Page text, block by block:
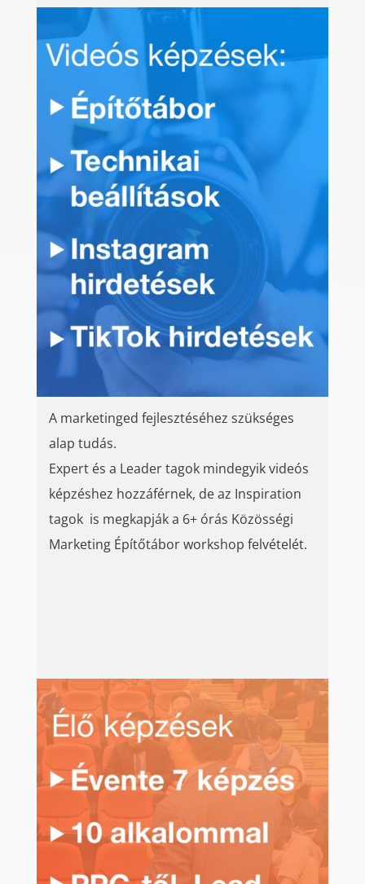
A marketinged fejlesztéséhez szükséges
alap tudás.
Expert és a Leader tagok mindegyik videós
képzéshez hozzáférnek, de az Inspiration
tagok is megkapják a 6+ órás Közösségi
Marketing Építőtábor workshop felvételét.